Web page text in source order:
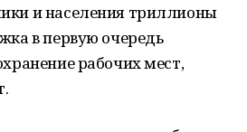
и населения триллионы
в первую очередь
рабочих мест,